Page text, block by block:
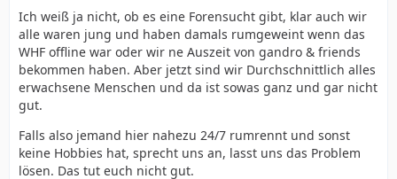
Ich weiß ja nicht, ob es eine Forensucht gibt, klar auch wir
alle waren jung und haben damals rumgeweint wenn das
WHF offline war oder wir ne Auszeit von gandro & friends
bekommen haben. Aber jetzt sind wir Durchschnittlich alles
erwachsene Menschen und da ist sowas ganz und gar nicht
gut.
Falls also jemand hier nahezu 24/7 rumrennt und sonst
keine Hobbies hat, sprecht uns an, lasst uns das Problem
lösen. Das tut euch nicht gut.